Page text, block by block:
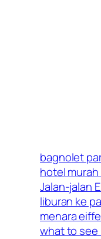
bagnolet
hotel murah
Jalan-jalan
liburan ke
menara
what to see